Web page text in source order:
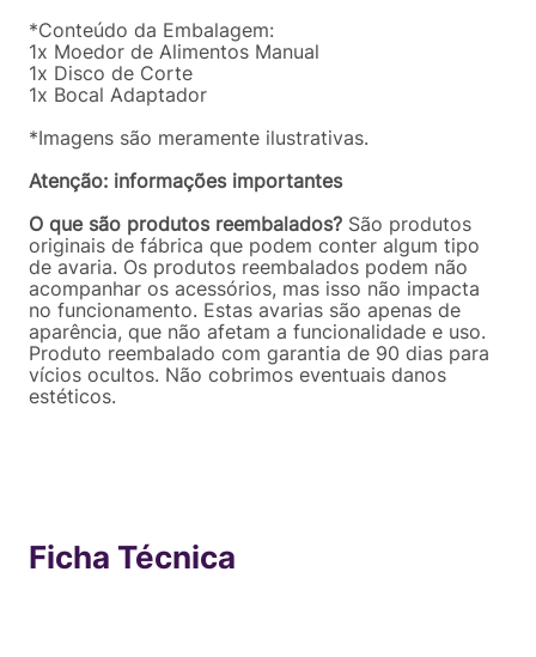
*Conteúdo da Embalagem:
1x Moedor de Alimentos Manual
1x Disco de Corte
1x Bocal Adaptador
*Imagens são meramente ilustrativas.
Atenção: informações importantes
O que são produtos reembalados? São produtos
originais de fábrica que podem conter algum tipo
de avaria. Os produtos reembalados podem não
acompanhar os acessórios, mas isso não impacta
no funcionamento. Estas avarias são apenas de
aparência, que não afetam a funcionalidade e uso.
Produto reembalado com garantia de 90 dias para
vícios ocultos. Não cobrimos eventuais danos
estéticos.
Ficha Técnica